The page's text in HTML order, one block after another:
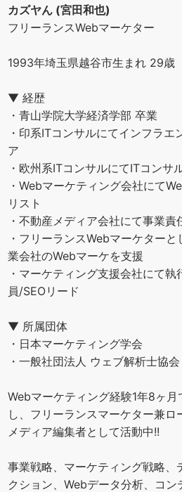
カズヤん (宮田和也)
フリーランスWebマーケター
1993年埼玉県越谷市生まれ 29歳
▼ 経歴
・青山学院大学経済学部 卒業
・印系ITコンサルにてインフラエ
ア
・欧州系ITコンサルにてITコンサ
・Webマーケティング会社にて
リスト
・不動産メディア会社にて事業責
・フリーランスWebマーケターと
業会社のWebマーケを支援
・マーケティング支援会社にて執
員/SEOリード
▼ 所属団体
・日本マーケティング学会
・一般社団法人 ウェブ解析士協会
Webマーケティング経験1年8ヶ月
し、フリーランスマーケター兼ロ
メディア編集者として活動中!!
事業戦略、マーケティング戦略、
クション、Webデータ分析、コン